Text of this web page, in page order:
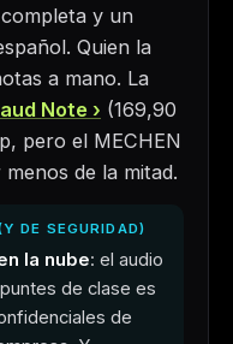
y un
Quien la
a mano. La
Note (169,90
pero el MECHEN
de la mitad.
DE SEGURIDAD)
la nube: el audio
de clase es
de